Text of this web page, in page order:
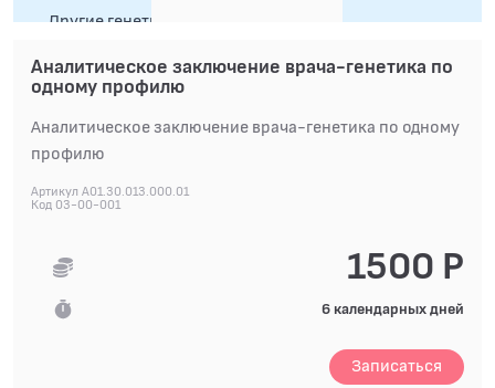
Другие генетические исследования
Заключение по генетическим исследованиям
Мониторинг онкологических образований
Наследственные заболевания
Неинвазивная пренатальная диагностика
Определение родства
Отставание развития у детей и эпилепсии детского
возраста
Аналитическое заключение врача-генетика по
одному профилю
Аналитическое заключение врача-генетика по одному
профилю
Артикул A01.30.013.000.01
Код 03-00-001
1500 Р
6 календарных дней
Записаться